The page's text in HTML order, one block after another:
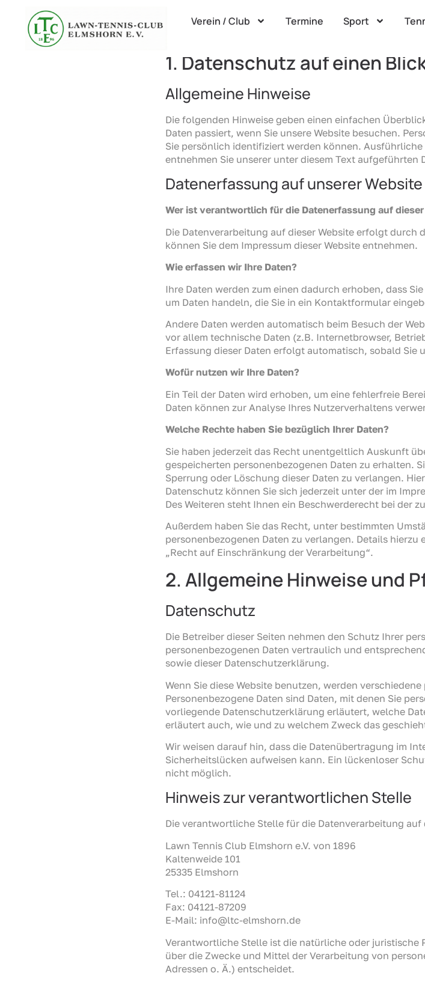
Verein / Club Termine Sport
Datenschutz
1. Datenschutz auf einen
Allgemeine Hinweise
Die folgenden Hinweise geben einen einfachen
Daten passiert, wenn Sie unsere Website besuchen.
Sie persönlich identifiziert werden können.
entnehmen Sie unserer unter diesem Text aufgeführten
Datenerfassung auf unserer Website
Wer ist verantwortlich für die Datenerfassung auf dieser
Die Datenverarbeitung auf dieser Website erfolgt durch
können Sie dem Impressum dieser Website entnehmen.
Wie erfassen wir Ihre Daten?
Ihre Daten werden zum einen dadurch erhoben, dass
um Daten handeln, die Sie in ein Kontaktformular
Andere Daten werden automatisch beim Besuch der
vor allem technische Daten (z.B. Internetbrowser,
Erfassung dieser Daten erfolgt automatisch, sobald Sie
Wofür nutzen wir Ihre Daten?
Ein Teil der Daten wird erhoben, um eine fehlerfreie
Daten können zur Analyse Ihres Nutzerverhaltens
Welche Rechte haben Sie bezüglich Ihrer Daten?
Sie haben jederzeit das Recht unentgeltlich Auskunft
gespeicherten personenbezogenen Daten zu erhalten.
Sperrung oder Löschung dieser Daten zu verlangen.
Datenschutz können Sie sich jederzeit unter der im
Des Weiteren steht Ihnen ein Beschwerderecht bei der
Außerdem haben Sie das Recht, unter bestimmten
personenbezogenen Daten zu verlangen. Details
„Recht auf Einschränkung der Verarbeitung“.
2. Allgemeine Hinweise und
Datenschutz
Die Betreiber dieser Seiten nehmen den Schutz Ihrer
personenbezogenen Daten vertraulich und
sowie dieser Datenschutzerklärung.
Wenn Sie diese Website benutzen, werden
Personenbezogene Daten sind Daten, mit denen Sie
vorliegende Datenschutzerklärung erläutert, welche
erläutert auch, wie und zu welchem Zweck das
Wir weisen darauf hin, dass die Datenübertragung im
Sicherheitslücken aufweisen kann. Ein lückenloser
nicht möglich.
Hinweis zur verantwortlichen Stelle
Die verantwortliche Stelle für die Datenverarbeitung auf
Lawn Tennis Club Elmshorn e.V. von 1896
Kaltenweide 101
25335 Elmshorn
Tel.: 04121-81124
Fax: 04121-87209
E-Mail: info@ltc-elmshorn.de
Verantwortliche Stelle ist die natürliche oder juristische
über die Zwecke und Mittel der Verarbeitung von
Adressen o. Ä.) entscheidet.